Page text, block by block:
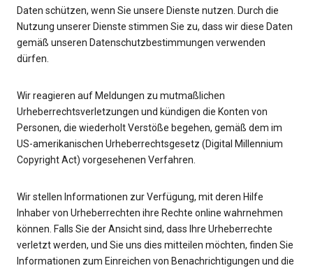
Daten schützen, wenn Sie unsere Dienste nutzen. Durch die
Nutzung unserer Dienste stimmen Sie zu, dass wir diese Daten
gemäß unseren Datenschutzbestimmungen verwenden
dürfen.
Wir reagieren auf Meldungen zu mutmaßlichen
Urheberrechtsverletzungen und kündigen die Konten von
Personen, die wiederholt Verstöße begehen, gemäß dem im
US-amerikanischen Urheberrechtsgesetz (Digital Millennium
Copyright Act) vorgesehenen Verfahren.
Wir stellen Informationen zur Verfügung, mit deren Hilfe
Inhaber von Urheberrechten ihre Rechte online wahrnehmen
können. Falls Sie der Ansicht sind, dass Ihre Urheberrechte
verletzt werden, und Sie uns dies mitteilen möchten, finden Sie
Informationen zum Einreichen von Benachrichtigungen und die